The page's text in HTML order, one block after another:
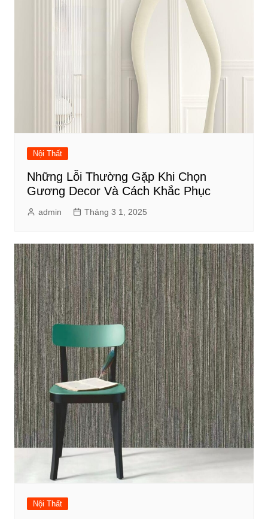
Nội Thất
Những Lỗi Thường Gặp Khi Chọn
Gương Decor Và Cách Khắc Phục
admin Tháng 3 1, 2025
Nội Thất